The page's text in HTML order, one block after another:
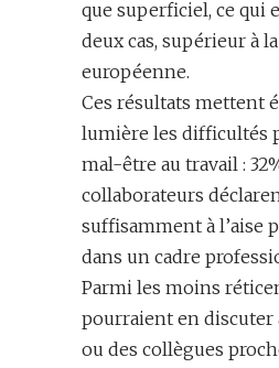
que superficiel, ce qui
deux cas, supérieur à
européenne.
Ces résultats mettent
lumière les difficultés
mal-être au travail :
collaborateurs
suffisamment à l’aise
dans un cadre
Parmi les moins
pourraient en discuter
ou des collègues